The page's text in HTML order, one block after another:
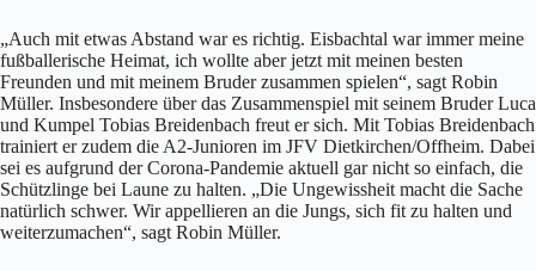
„Auch mit etwas Abstand war es richtig. Eisbachtal war immer meine
fußballerische Heimat, ich wollte aber jetzt mit meinen besten
Freunden und mit meinem Bruder zusammen spielen“, sagt Robin
Müller. Insbesondere über das Zusammenspiel mit seinem Bruder Luca
und Kumpel Tobias Breidenbach freut er sich. Mit Tobias Breidenbach
trainiert er zudem die A2-Junioren im JFV Dietkirchen/Offheim. Dabei
sei es aufgrund der Corona-Pandemie aktuell gar nicht so einfach, die
Schützlinge bei Laune zu halten. „Die Ungewissheit macht die Sache
natürlich schwer. Wir appellieren an die Jungs, sich fit zu halten und
weiterzumachen“, sagt Robin Müller.